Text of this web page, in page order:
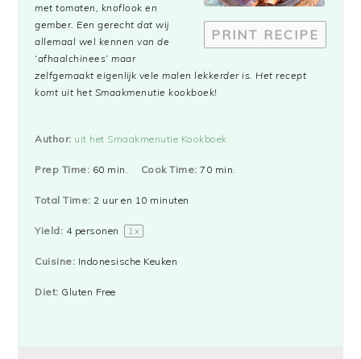
PRINT RECIPE
met tomaten, knoflook en
gember. Een gerecht dat wij
allemaal wel kennen van de
‘afhaalchinees’ maar
zelfgemaakt eigenlijk vele malen lekkerder is. Het recept
komt uit het Smaakmenutie kookboek!
Author: uit het Smaakmenutie Kookboek
Prep Time: 60 min. Cook Time: 70 min.
Total Time: 2 uur en 10 minuten
Yield: 4personen 1x
Cuisine: Indonesische Keuken
Diet: Gluten Free